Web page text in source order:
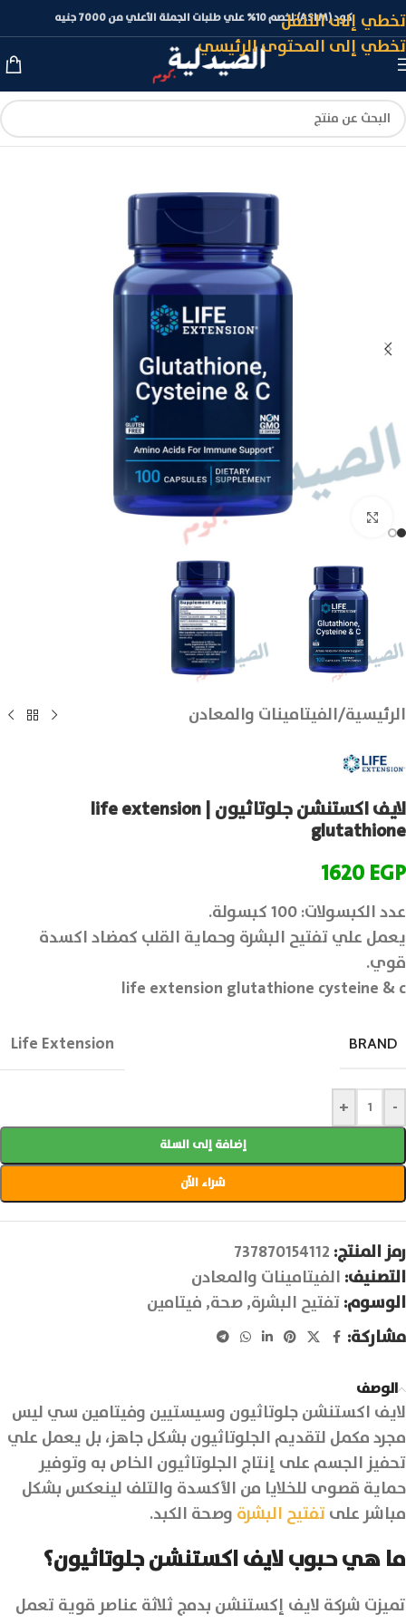
تخطي إلى التنقل
تخطي إلى المحتوى الرئيسي
كود (ASLM) لخصم 10% علي طلبات الجملة الأعلي من 7000 جنيه
انقر للتكبير
الرئيسية/الفيتامينات والمعادن
لايف اكستنشن جلوتاثيون | life extension
glutathione
1620EGP
عدد الكبسولات: 100 كبسولة.
يعمل علي تفتيح البشرة وحماية القلب كمضاد اكسدة
قوي.
life extension glutathione cysteine & c
BRAND
Life Extension
-
+
إضافة إلى السلة
شراء الآن
رمز المنتج: 737870154112
التصنيف: الفيتامينات والمعادن
الوسوم:تفتيح البشرة,صحة, فيتامين
مشاركة:
الوصف
لايف اكستنشن جلوتاثيون وسيستيين وفيتامين سي ليس
مجرد مكمل لتقديم الجلوتاثيون بشكل جاهز، بل يعمل علي
تحفيز الجسم على إنتاج الجلوتاثيون الخاص به وتوفير
حماية قصوى للخلايا من الأكسدة والتلف لينعكس بشكل
مباشر علىتفتيح البشرة وصحة الكبد.
ما هي حبوب لايف اكستنشن جلوتاثيون؟
تميزت شركة لايف إكستنشن بدمج ثلاثة عناصر قوية تعمل